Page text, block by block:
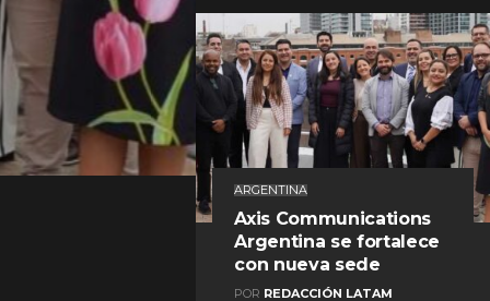
ARGENTINA
Axis Communications
Argentina se fortalece
con nueva sede
POR REDACCIÓN LATAM